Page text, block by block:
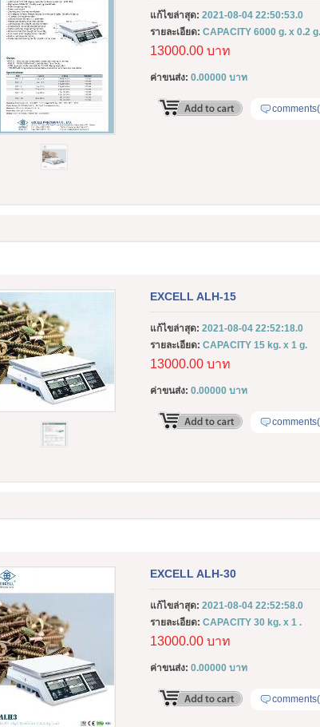
แก้ไขล่าสุด: 2021-08-04 22:50:53.0
รายละเอียด: CAPACITY 6000 g. x 0.2
13000.00 บาท
ค่าขนส่ง: 0.00000 บาท
EXCELL ALH-15
แก้ไขล่าสุด: 2021-08-04 22:52:18.0
รายละเอียด: CAPACITY 15 kg. x 1 g.
13000.00 บาท
ค่าขนส่ง: 0.00000 บาท
EXCELL ALH-30
แก้ไขล่าสุด: 2021-08-04 22:52:58.0
รายละเอียด: CAPACITY 30 kg. x 1 .
13000.00 บาท
ค่าขนส่ง: 0.00000 บาท